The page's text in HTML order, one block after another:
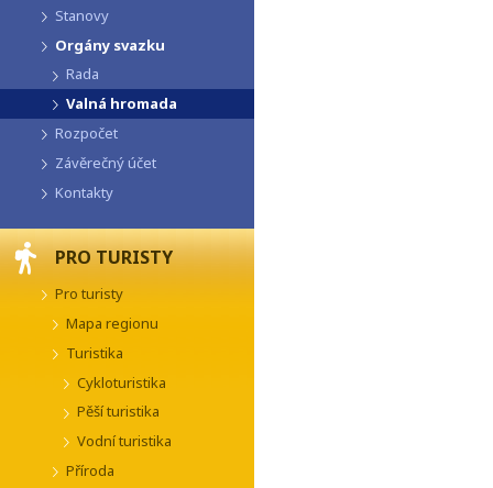
Stanovy
Orgány svazku
Rada
Valná hromada
Rozpočet
Závěrečný účet
Kontakty
PRO TURISTY
Pro turisty
Mapa regionu
Turistika
Cykloturistika
Pěší turistika
Vodní turistika
Příroda